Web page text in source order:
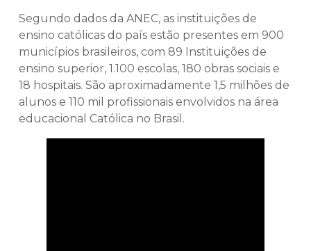
Segundo dados da ANEC, as instituições de
ensino católicas do país estão presentes em 900
municípios brasileiros, com 89 Instituições de
ensino superior, 1.100 escolas, 180 obras sociais e
18 hospitais. São aproximadamente 1,5 milhões de
alunos e 110 mil profissionais envolvidos na área
educacional Católica no Brasil.